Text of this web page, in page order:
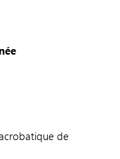
de